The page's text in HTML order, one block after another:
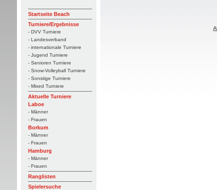
Startseite Beach
Turniere/Ergebnisse
- DVV Turniere
- Landesverband
- internationale Turniere
- Jugend Turniere
- Senioren Turniere
- Snow-Volleyball Turniere
- Sonstige Turniere
- Mixed Turniere
Aktuelle Turniere
Laboe
- Männer
- Frauen
Borkum
- Männer
- Frauen
Hamburg
- Männer
- Frauen
Ranglisten
Spielersuche